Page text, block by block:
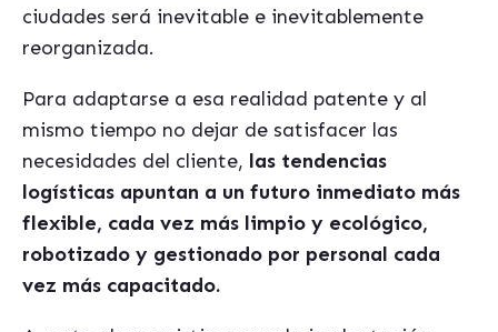
ciudades será inevitable e inevitablemente
reorganizada.
Para adaptarse a esa realidad patente y al
mismo tiempo no dejar de satisfacer las
necesidades del cliente, las tendencias
logísticas apuntan a un futuro inmediato más
flexible, cada vez más limpio y ecológico,
robotizado y gestionado por personal cada
vez más capacitado.